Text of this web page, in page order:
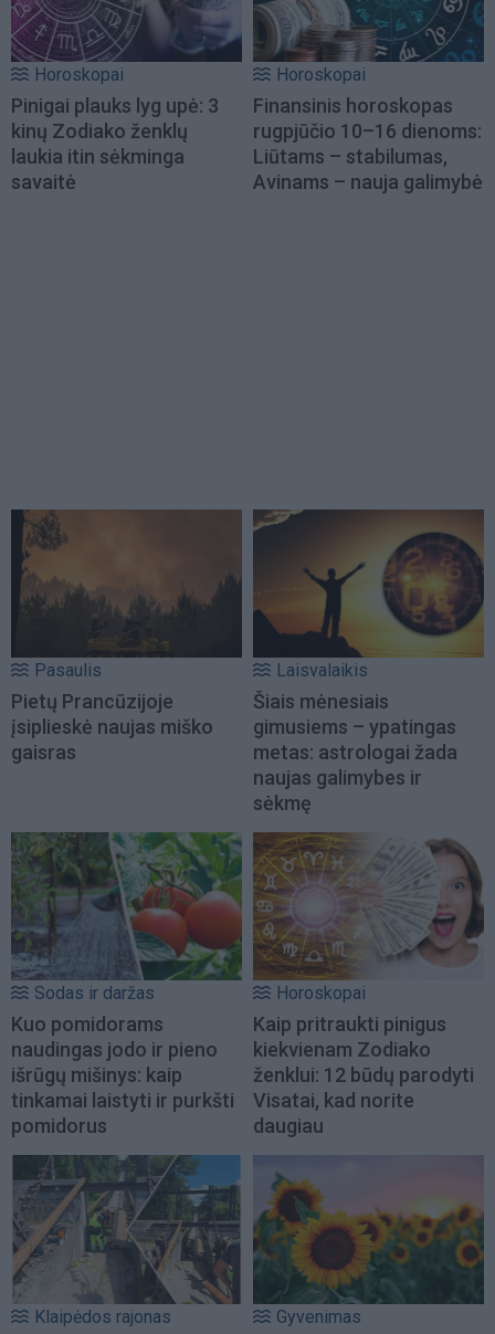
Horoskopai
Pinigai plauks lyg upė: 3
kinų Zodiako ženklų
laukia itin sėkminga
savaitė
Horoskopai
Finansinis horoskopas
rugpjūčio 10–16 dienoms:
Liūtams – stabilumas,
Avinams – nauja galimybė
Pasaulis
Pietų Prancūzijoje
įsiplieskė naujas miško
gaisras
Laisvalaikis
Šiais mėnesiais
gimusiems – ypatingas
metas: astrologai žada
naujas galimybes ir
sėkmę
Sodas ir daržas
Kuo pomidorams
naudingas jodo ir pieno
išrūgų mišinys: kaip
tinkamai laistyti ir purkšti
pomidorus
Horoskopai
Kaip pritraukti pinigus
kiekvienam Zodiako
ženklui: 12 būdų parodyti
Visatai, kad norite
daugiau
Klaipėdos rajonas Gyvenimas